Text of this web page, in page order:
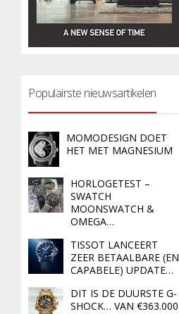
Populairste nieuwsartikelen
MOMODESIGN DOET
HET MET MAGNESIUM
HORLOGETEST –
SWATCH
MOONSWATCH &
OMEGA…
TISSOT LANCEERT
ZEER BETAALBARE (EN
CAPABELE) UPDATE…
DIT IS DE DUURSTE G-
SHOCK… VAN €363.000